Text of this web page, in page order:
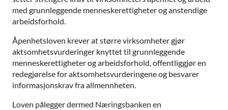
med grunnleggende menneskerettigheter og anstendige
arbeidsforhold.
Åpenhetsloven krever at større virksomheter gjør
aktsomhetsvurderinger knyttet til grunnleggende
menneskerettigheter og arbeidsforhold, offentliggjør en
redegjørelse for aktsomhetsvurderingene og besvarer
informasjonskrav fra allmennheten.
Loven pålegger dermed Næringsbanken en